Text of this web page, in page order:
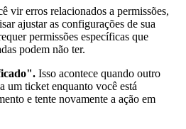
vir erros relacionados a permissões,
ajustar as configurações de sua
permissões específicas que
podem não ter.
Isso acontece quando outro
um ticket enquanto você está
e tente novamente a ação em